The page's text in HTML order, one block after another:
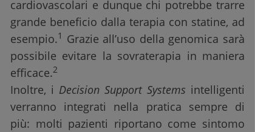
cardiovascolari e dunque chi potrebbe trarre
grande beneficio dalla terapia con statine, ad
esempio.1
Grazie all’uso della genomica sarà
possibile evitare la sovraterapia in maniera
efficace.2
Inoltre, i Decision Support Systems intelligenti
verranno integrati nella pratica sempre di
più: molti pazienti riportano come sintomo